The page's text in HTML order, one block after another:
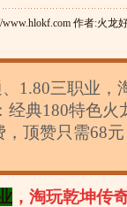
www.hlokf.com 作者:火龙
1.80三职业，
经典180特色火
顶赞只需68
，淘玩乾坤传